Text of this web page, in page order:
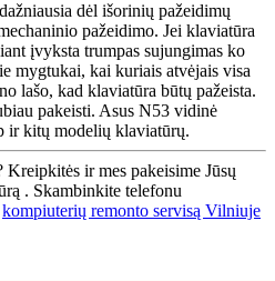
dėl išorinių pažeidimų
pažeidimo. Jei klaviatūra
įvyksta trumpas sujungimas ko
mygtukai, kai kuriais atvėjais visa
lašo, kad klaviatūra būtų pažeista.
pakeisti. Asus N53 vidinė
ir kitų modelių klaviatūrų.
ir mes pakeisime Jūsų
. Skambinkite telefonu
kompiuterių remonto servisą Vilniuje